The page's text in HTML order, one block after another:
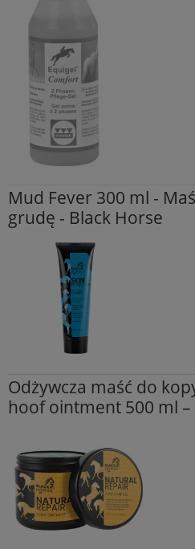
Mud Fever 300 ml -
grudę - Black Horse
Odżywcza maść do
hoof ointment 500 ml –